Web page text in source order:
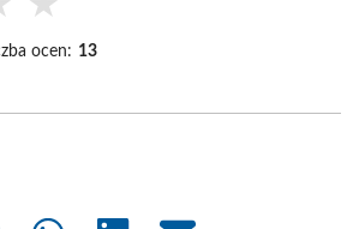
ocen: 13